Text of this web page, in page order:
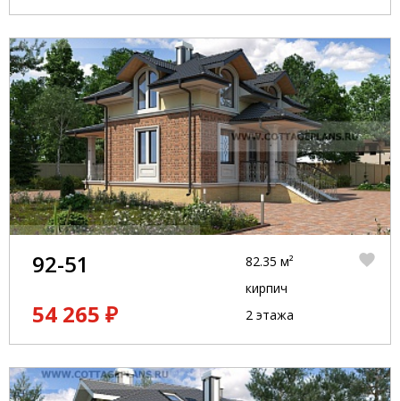
92-51
54 265 ₽
82.35 м²
кирпич
2 этажа